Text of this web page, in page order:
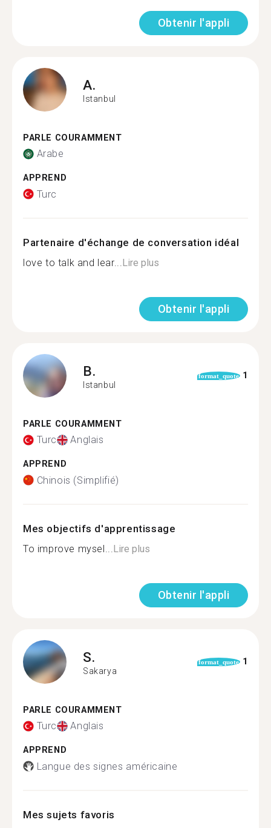
Obtenir l'appli
A.
Istanbul
PARLE COURAMMENT
Arabe
APPREND
Turc
Partenaire d'échange de conversation idéal
love to talk and lear... Lire plus
Obtenir l'appli
B.
Istanbul
format_quote 1
PARLE COURAMMENT
Turc Anglais
APPREND
Chinois (Simplifié)
Mes objectifs d'apprentissage
To improve mysel... Lire plus
Obtenir l'appli
S.
Sakarya
format_quote 1
PARLE COURAMMENT
Turc Anglais
APPREND
Langue des signes américaine
Mes sujets favoris